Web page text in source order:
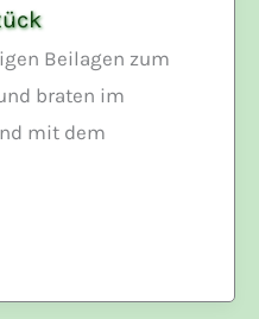
Beilagen zum
braten im
mit dem